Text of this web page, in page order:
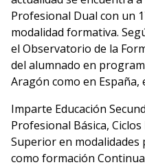
Profesional Dual con un
modalidad formativa.
el Observatorio de la
del alumnado en
Aragón como en España,
Imparte Educación
Profesional Básica,
Superior en modalidades
como formación